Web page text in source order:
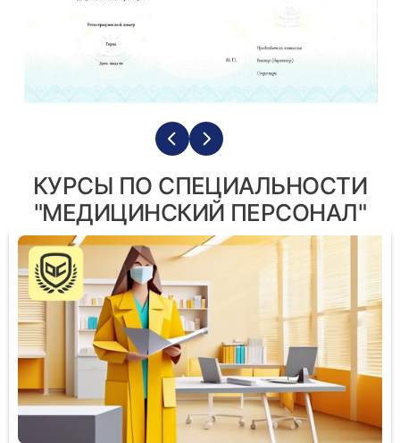
КУРСЫ ПО СПЕЦИАЛЬНОСТИ
"МЕДИЦИНСКИЙ ПЕРСОНАЛ"